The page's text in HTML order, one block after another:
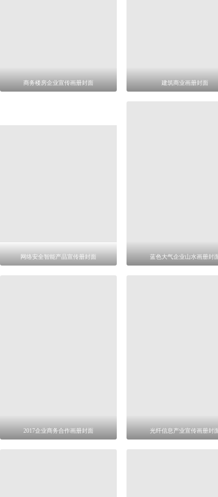
商务楼房企业宣传画册封面 建筑商业画册封面
网络安全智能产品宣传册封面 蓝色大气企业山水画册封
2017企业商务合作画册封面 光纤信息产业宣传画册封